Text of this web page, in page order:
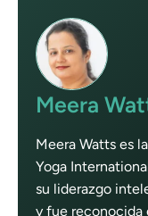
Meera
Meera Watts es
Yoga
su liderazgo
y fue reconocida